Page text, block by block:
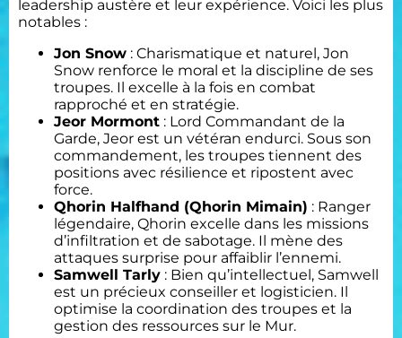
leadership austère et leur expérience. Voici les plus
notables :
Jon Snow : Charismatique et naturel, Jon
Snow renforce le moral et la discipline de ses
troupes. Il excelle à la fois en combat
rapproché et en stratégie.
Jeor Mormont : Lord Commandant de la
Garde, Jeor est un vétéran endurci. Sous son
commandement, les troupes tiennent des
positions avec résilience et ripostent avec
force.
Qhorin Halfhand (Qhorin Mimain) : Ranger
légendaire, Qhorin excelle dans les missions
d’infiltration et de sabotage. Il mène des
attaques surprise pour affaiblir l’ennemi.
Samwell Tarly : Bien qu’intellectuel, Samwell
est un précieux conseiller et logisticien. Il
optimise la coordination des troupes et la
gestion des ressources sur le Mur.